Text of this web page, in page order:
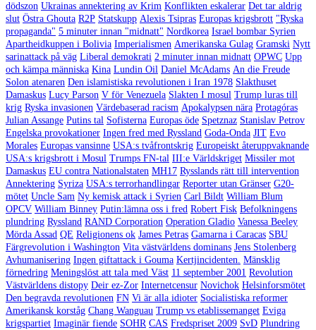
dödszon Ukrainas annektering av Krim Konflikten eskalerar Det tar aldrig
slut Östra Ghouta R2P Statskupp Alexis Tsipras Europas krigsbrott "Ryska
propaganda" 5 minuter innan "midnatt" Nordkorea Israel bombar Syrien
Apartheidkuppen i Bolivia Imperialismen Amerikanska Gulag Gramski Nytt
sarinattack på väg Liberal demokrati 2 minuter innan midnatt OPWC Upp
och kämpa människa Kina Lundin Oil Daniel McAdams An die Freude
Solon atenaren Den islamistiska revolutionen i Iran 1978 Slakthuset
Damaskus Lucy Parson V för Venezuela Slakten I mosul Trump luras till
krig Ryska invasionen Värdebaserad racism Apokalypsen nära Protagóras
Julian Assange Putins tal Sofisterna Europas öde Spetznaz Stanislav Petrov
Engelska provokationer Ingen fred med Ryssland Goda-Onda JIT Evo
Morales Europas vansinne USA:s tvåfrontskrig Europeiskt återuppvaknande
USA:s krigsbrott i Mosul Trumps FN-tal III:e Världskriget Missiler mot
Damaskus EU contra Nationalstaten MH17 Rysslands rätt till intervention
Annektering Syriza USA:s terrorhandlingar Reporter utan Gränser G20-
mötet Uncle Sam Ny kemisk attack i Syrien Carl Bildt William Blum
OPCV William Binney Putin:lämna oss i fred Robert Fisk Befolkningens
plundring Ryssland RAND Corporation Operation Gladio Vanessa Beeley
Mörda Assad QE Religionens ok James Petras Gamarna i Caracas SBU
Färgrevolution i Washington Vita västvärldens dominans Jens Stolenberg
Avhumanisering Ingen giftattack i Gouma Kertjincidenten. Mänsklig
förnedring Meningslöst att tala med Väst 11 september 2001 Revolution
Västvärldens distopy Deir ez-Zor Internetcensur Novichok Helsinforsmötet
Den begravda revolutionen FN Vi är alla idioter Socialistiska reformer
Amerikansk korståg Chang Wanguau Trump vs etablissemanget Eviga
krigspartiet Imaginär fiende SOHR CAS Fredspriset 2009 SvD Plundring